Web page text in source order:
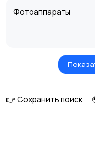
Фотоаппараты
Видеонаблюдение
👉 Сохранить поиск